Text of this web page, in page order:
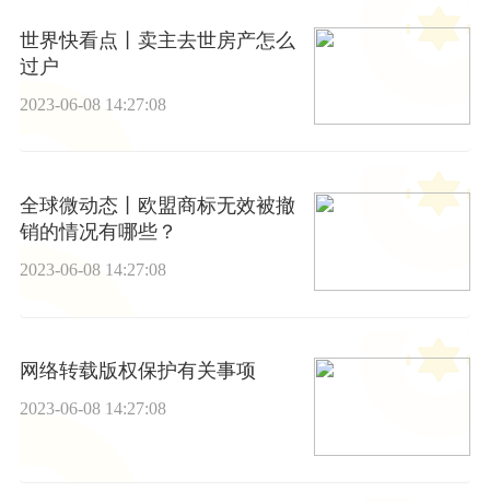
世界快看点丨卖主去世房产怎么
过户
2023-06-08 14:27:08
全球微动态丨欧盟商标无效被撤
销的情况有哪些？
2023-06-08 14:27:08
网络转载版权保护有关事项
2023-06-08 14:27:08